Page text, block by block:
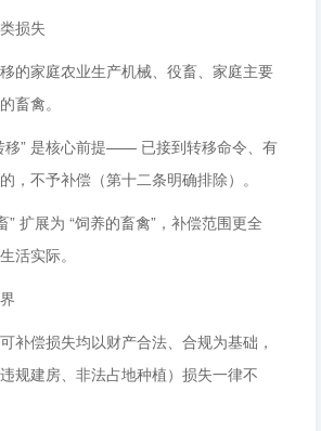
损失
的家庭农业生产机械、役畜、家庭主要
畜禽。
移” 是核心前提—— 已接到转移命令、有
，不予补偿（第十二条明确排除）。
” 扩展为 “饲养的畜禽”，补偿范围更全
活实际。
补偿损失均以财产合法、合规为基础，
规建房、非法占地种植）损失一律不